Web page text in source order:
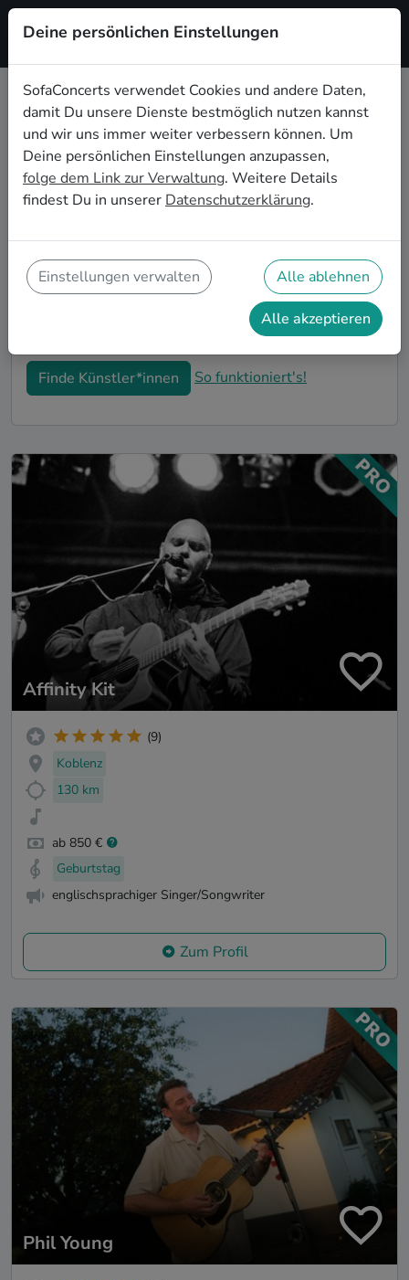
Registrieren
Rock Live-Musik für den 50.
Geburtstag in Krefeld
Schon wieder ist ein Jahrzehnt vergangen und Dein
nächster runder Geburtstag steht an? Ein Konzert ist
eine ganz besondere Art und Weise zu feiern. Ob
kleine Gartenparty oder Feier mit der ganzen
Nachbarschaft: Auf SofaConcerts findest Du tolle
Rock Live-Acts, die perfekt zu Deiner 50.
Geburtstagsfeier in Krefeld passen.
Finde Künstler*innen So funktioniert's!
Affinity Kit
(9)
Koblenz
130 km
ab 850 €
Geburtstag
englischsprachiger Singer/Songwriter
Zum Profil
Phil Young
Deine persönlichen Einstellungen
SofaConcerts verwendet Cookies und andere Daten,
damit Du unsere Dienste bestmöglich nutzen kannst
und wir uns immer weiter verbessern können. Um
Deine persönlichen Einstellungen anzupassen,
folge dem Link zur Verwaltung. Weitere Details
findest Du in unserer Datenschutzerklärung.
Einstellungen verwalten Alle ablehnen
Alle akzeptieren